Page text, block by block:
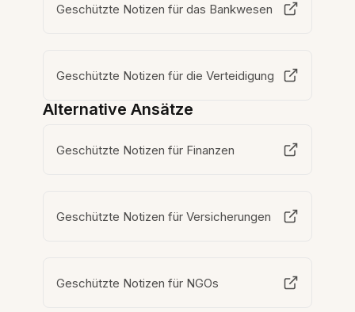
Geschützte Notizen für das Bankwesen
Geschützte Notizen für die Verteidigung
Alternative Ansätze
Geschützte Notizen für Finanzen
Geschützte Notizen für Versicherungen
Geschützte Notizen für NGOs